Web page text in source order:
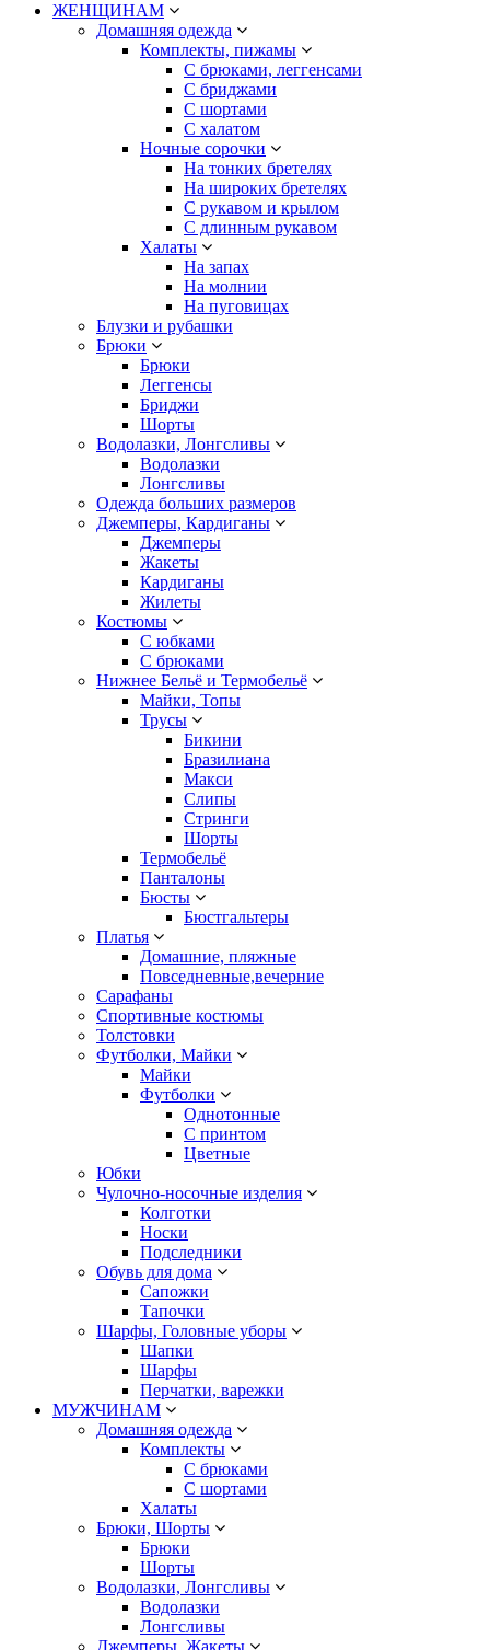
ЖЕНЩИНАМ
Домашняя одежда
Комплекты, пижамы
С брюками, леггенсами
С бриджами
С шортами
С халатом
Ночные сорочки
На тонких бретелях
На широких бретелях
С рукавом и крылом
С длинным рукавом
Халаты
На запах
На молнии
На пуговицах
Блузки и рубашки
Брюки
Брюки
Леггенсы
Бриджи
Шорты
Водолазки, Лонгсливы
Водолазки
Лонгсливы
Одежда больших размеров
Джемперы, Кардиганы
Джемперы
Жакеты
Кардиганы
Жилеты
Костюмы
С юбками
С брюками
Нижнее Бельё и Термобельё
Майки, Топы
Трусы
Бикини
Бразилиана
Макси
Слипы
Стринги
Шорты
Термобельё
Панталоны
Бюсты
Бюстгальтеры
Платья
Домашние, пляжные
Повседневные,вечерние
Сарафаны
Спортивные костюмы
Толстовки
Футболки, Майки
Майки
Футболки
Однотонные
С принтом
Цветные
Юбки
Чулочно-носочные изделия
Колготки
Носки
Подследники
Обувь для дома
Сапожки
Тапочки
Шарфы, Головные уборы
Шапки
Шарфы
Перчатки, варежки
МУЖЧИНАМ
Домашняя одежда
Комплекты
С брюками
С шортами
Халаты
Брюки, Шорты
Брюки
Шорты
Водолазки, Лонгсливы
Водолазки
Лонгсливы
Джемперы, Жакеты